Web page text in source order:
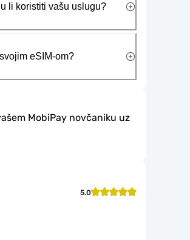
li koristiti vašu uslugu?
eSIM-om?
MobiPay novčaniku uz
5.0